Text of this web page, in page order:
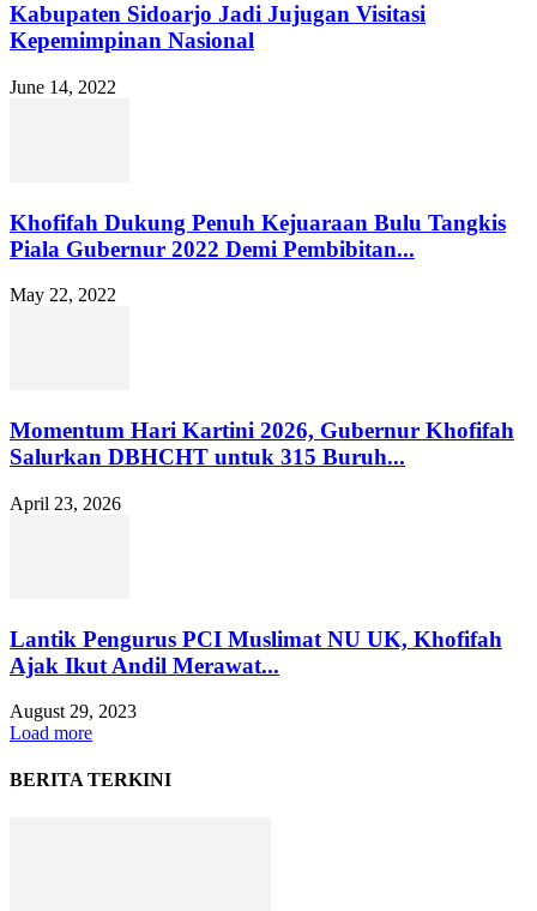
Kabupaten Sidoarjo Jadi Jujugan Visitasi
Kepemimpinan Nasional
June 14, 2022
Khofifah Dukung Penuh Kejuaraan Bulu Tangkis
Piala Gubernur 2022 Demi Pembibitan...
May 22, 2022
Momentum Hari Kartini 2026, Gubernur Khofifah
Salurkan DBHCHT untuk 315 Buruh...
April 23, 2026
Lantik Pengurus PCI Muslimat NU UK, Khofifah
Ajak Ikut Andil Merawat...
August 29, 2023
Load more
BERITA TERKINI